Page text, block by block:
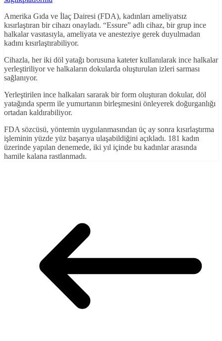
Amerika Gıda ve İlaç Dairesi (FDA), kadınları ameliyatsız
kısırlaştıran bir cihazı onayladı. “Essure” adlı cihaz, bir grup ince
halkalar vasıtasıyla, ameliyata ve anesteziye gerek duyulmadan
kadını kısırlaştırabiliyor.
Cihazla, her iki döl yatağı borusuna kateter kullanılarak ince halkalar
yerleştiriliyor ve halkaların dokularda oluşturulan izleri sarması
sağlanıyor.
Yerleştirilen ince halkaları sararak bir form oluşturan dokular, döl
yatağında sperm ile yumurtanın birleşmesini önleyerek doğurganlığı
ortadan kaldırabiliyor.
FDA sözcüsü, yöntemin uygulanmasından üç ay sonra kısırlaştırma
işleminin yüzde yüz başarıya ulaşabildiğini açıkladı. 181 kadın
üzerinde yapılan denemede, iki yıl içinde bu kadınlar arasında
hamile kalana rastlanmadı.